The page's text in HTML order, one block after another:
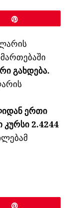
გახდება.
ერთი
კურსი 2.4244